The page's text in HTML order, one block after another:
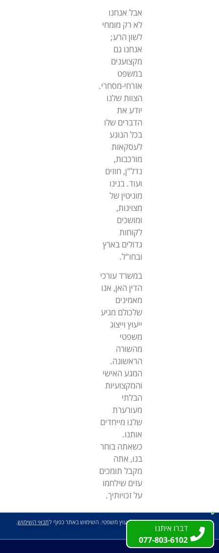
אבל אנחנו
לא רק מומחי
לשון הרע;
אנחנו גם
מקצוענים
במשפט
אזרחי-מסחרי.
הצוות שלנו
יודע את
הדברים שלו
בכל הנוגע
לעסקאות
מורכבות,
נדל"ן, חוזים
ועוד. בנינו
מוניטין של
מצוינות,
ומושכים
לקוחות
גדולים בארץ
ובחו"ל.
במשרד עורכי
הדין האן, אנו
מאמינים
שלכולם מגיע
ייעוץ וייצוג
משפטי
מהשורה
הראשונה.
המגע האישי
והמקצועיות
הבלתי
מעורערת
שלנו מייחדים
אותנו.
כשאתה בוחר
בנו, אתה
מקבל תומכים
עזים שילחמו
על זכויותיך.
האמור באתר לא מהווה תחליף לייעוץ משפטי. השימוש באתר כפוף לתנאי השימוש.
דברו איתנו
077-803-6102
דברו איתנו
077-803-6102